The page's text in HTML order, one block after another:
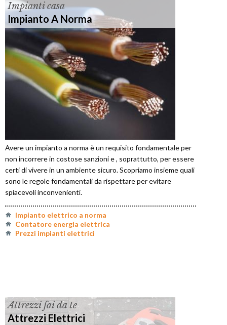
Impianti casa
Impianto A Norma
Avere un impianto a norma è un requisito fondamentale per
non incorrere in costose sanzioni e , soprattutto, per essere
certi di vivere in un ambiente sicuro. Scopriamo insieme quali
sono le regole fondamentali da rispettare per evitare
spiacevoli inconvenienti.
Impianto elettrico a norma
Contatore energia elettrica
Prezzi impianti elettrici
Attrezzi fai da te
Attrezzi Elettrici